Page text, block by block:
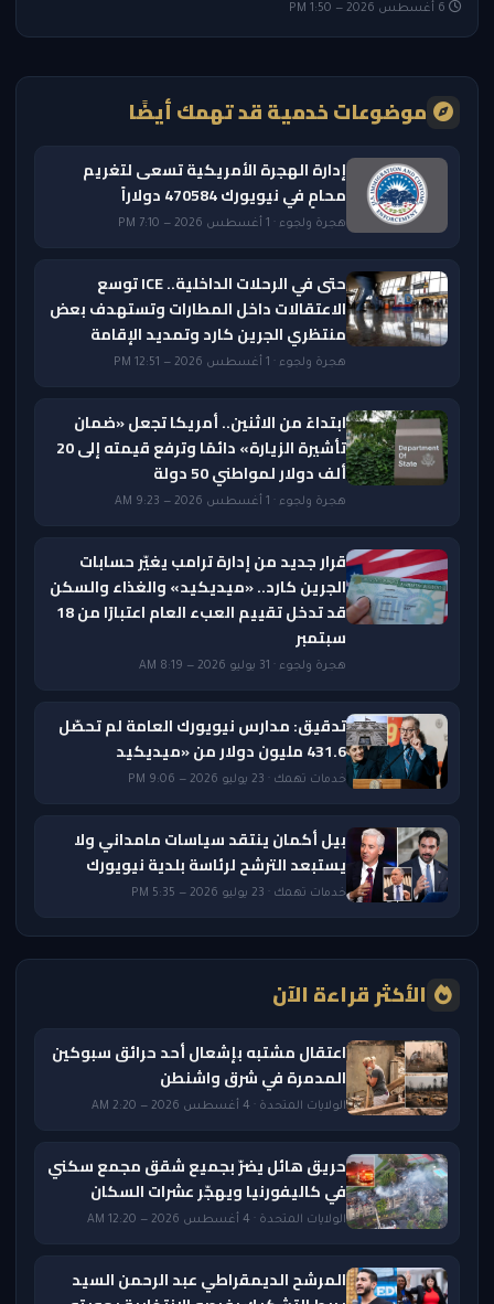
موضوعات خدمية قد تهمك أيضًا
إدارة الهجرة الأمريكية تسعى لتغريم
محامٍ في نيويورك 470584 دولاراً
هجرة ولجوء · 1 أغسطس 2026 — 7:10 PM
حتى في الرحلات الداخلية.. ICE توسع
الاعتقالات داخل المطارات وتستهدف بعض
منتظري الجرين كارد وتمديد الإقامة
هجرة ولجوء · 1 أغسطس 2026 — 12:51 PM
ابتداءً من الاثنين.. أمريكا تجعل «ضمان
تأشيرة الزيارة» دائمًا وترفع قيمته إلى 20
ألف دولار لمواطني 50 دولة
هجرة ولجوء · 1 أغسطس 2026 — 9:23 AM
قرار جديد من إدارة ترامب يغيّر حسابات
الجرين كارد.. «ميديكيد» والغذاء والسكن
قد تدخل تقييم العبء العام اعتبارًا من 18
سبتمبر
هجرة ولجوء · 31 يوليو 2026 — 8:19 AM
تدقيق: مدارس نيويورك العامة لم تحصّل
431.6 مليون دولار من «ميديكيد
خدمات تهمك · 23 يوليو 2026 — 9:06 PM
بيل أكمان ينتقد سياسات مامداني ولا
يستبعد الترشح لرئاسة بلدية نيويورك
خدمات تهمك · 23 يوليو 2026 — 5:35 PM
الأكثر قراءة الآن
اعتقال مشتبه بإشعال أحد حرائق سبوكين
المدمرة في شرق واشنطن
الولايات المتحدة · 4 أغسطس 2026 — 2:20 AM
حريق هائل يضرّ بجميع شقق مجمع سكني
في كاليفورنيا ويهجّر عشرات السكان
الولايات المتحدة · 4 أغسطس 2026 — 12:20 AM
المرشح الديمقراطي عبد الرحمن السيد